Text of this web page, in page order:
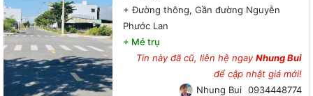
+Đường thông, Gần đường Nguyễn
Phước Lan
+ Mé trụ
Tin này đã cũ, liên hệ ngayNhung Bui
để cập nhật giá mới!
Nhung Bui 0934448774